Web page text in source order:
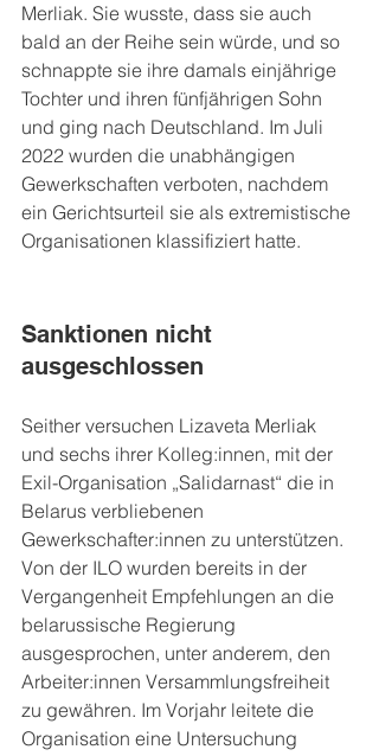
Merliak. Sie wusste, dass sie auch
bald an der Reihe sein würde, und so
schnappte sie ihre damals einjährige
Tochter und ihren fünfjährigen Sohn
und ging nach Deutschland. Im Juli
2022 wurden die unabhängigen
Gewerkschaften verboten, nachdem
ein Gerichtsurteil sie als extremistische
Organisationen klassifiziert hatte.
Sanktionen nicht
ausgeschlossen
Seither versuchen Lizaveta Merliak
und sechs ihrer Kolleg:innen, mit der
Exil-Organisation „Salidarnast“ die in
Belarus verbliebenen
Gewerkschafter:innen zu unterstützen.
Von der ILO wurden bereits in der
Vergangenheit Empfehlungen an die
belarussische Regierung
ausgesprochen, unter anderem, den
Arbeiter:innen Versammlungsfreiheit
zu gewähren. Im Vorjahr leitete die
Organisation eine Untersuchung